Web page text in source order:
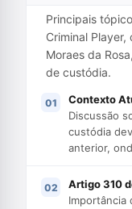
Principais
Criminal
Moraes da
de custódia.
Contexto
Discussão
custódia
anterior,
Artigo 310
Importância